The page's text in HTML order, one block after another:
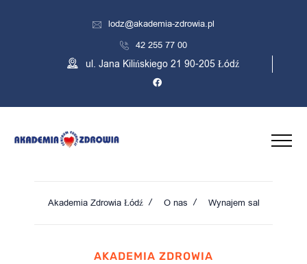
lodz@akademia-zdrowia.pl
42 255 77 00
ul. Jana Kilińskiego 21 90-205 Łódź
Akademia Zdrowia Łódź O nas Wynajem sal
AKADEMIA ZDROWIA